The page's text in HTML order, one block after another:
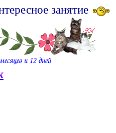
занятие